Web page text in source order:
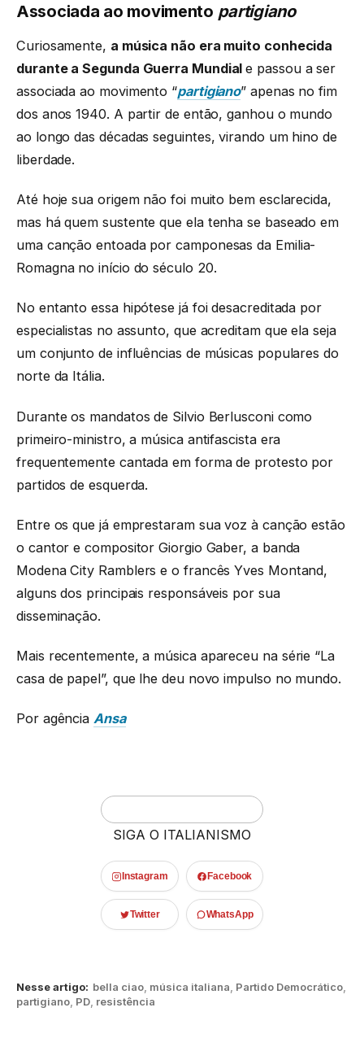
Associada ao movimento partigiano
Curiosamente, a música não era muito conhecida
durante a Segunda Guerra Mundiale passou a ser
associada ao movimento “partigiano” apenas no fim
dos anos 1940. A partir de então, ganhou o mundo
ao longo das décadas seguintes, virando um hino de
liberdade.
Até hoje sua origem não foi muito bem esclarecida,
mas há quem sustente que ela tenha se baseado em
uma canção entoada por camponesas da Emilia-
Romagna no início do século 20.
No entanto essa hipótese já foi desacreditada por
especialistas no assunto, que acreditam que ela seja
um conjunto de influências de músicas populares do
norte da Itália.
Durante os mandatos de Silvio Berlusconi como
primeiro-ministro, a música antifascista era
frequentemente cantada em forma de protesto por
partidos de esquerda.
Entre os que já emprestaram sua voz à canção estão
o cantor e compositor Giorgio Gaber, a banda
Modena City Ramblers e o francês Yves Montand,
alguns dos principais responsáveis por sua
disseminação.
Mais recentemente, a música apareceu na série “La
casa de papel”, que lhe deu novo impulso no mundo.
Por agênciaAnsa
SIGA O ITALIANISMO
Instagram Facebook
Twitter WhatsApp
Nesse artigo: bella ciao música italiana Partido Democrático
partigiano PD resistência